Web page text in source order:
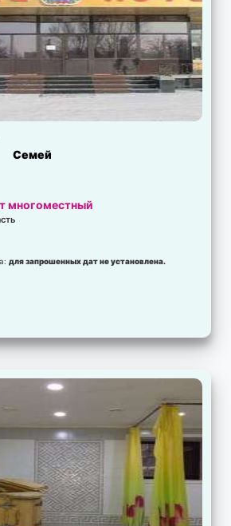
Семей
многоместный
для запрошенных дат не установлена.